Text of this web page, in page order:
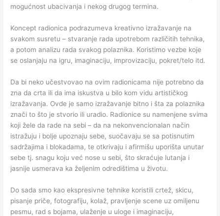
mogućnost ubacivanja i nekog drugog termina.
Koncept radionica podrazumeva kreativno izražavanje na
svakom susretu – stvaranje rada upotrebom različitih tehnika,
a potom analizu rada svakog polaznika. Koristimo vezbe koje
se oslanjaju na igru, imaginaciju, improvizaciju, pokret/telo itd.
Da bi neko učestvovao na ovim radionicama nije potrebno da
zna da crta ili da ima iskustva u bilo kom vidu artističkog
izražavanja. Ovde je samo izražavanje bitno i šta za polaznika
znači to što je stvorio ili uradio. Radionice su namenjene svima
koji žele da rade na sebi – da na nekonvencionalan način
istražuju i bolje upoznaju sebe, suočavaju se sa potisnutim
sadržajima i blokadama, te otkrivaju i afirmišu uporišta unutar
sebe tj. snagu koju već nose u sebi, što skraćuje lutanja i
jasnije usmerava ka željenim odredištima u životu.
Do sada smo kao ekspresivne tehnike koristili crtež, skicu,
pisanje priče, fotografiju, kolaž, pravljenje scene uz omiljenu
pesmu, rad s bojama, ulaženje u uloge i imaginaciju,